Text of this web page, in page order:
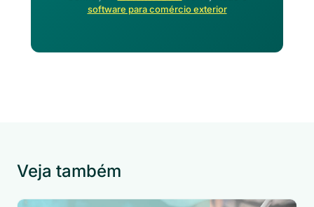
software para comércio exterior
Veja também